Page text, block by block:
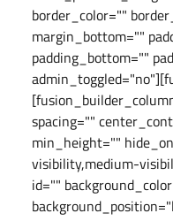
border_color=""
margin_bottom=""
padding_bottom=""
spacing=""
min_height=""
visibility,medium-
id=""